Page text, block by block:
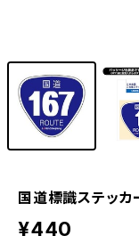
国道標識ステッ
¥440